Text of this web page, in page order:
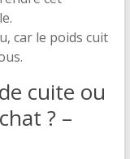
car le poids cuit
cuite ou
? –